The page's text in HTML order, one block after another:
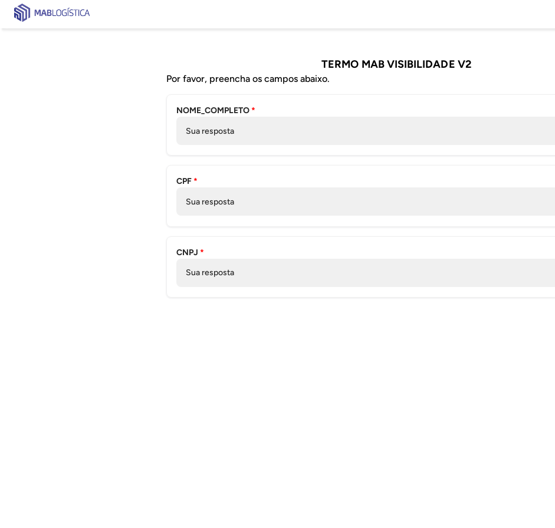
TERMO MAB VISIBILIDADE V2
Por favor, preencha os campos abaixo.
NOME_COMPLETO *
Sua resposta
CPF *
Sua resposta
CNPJ *
Sua resposta